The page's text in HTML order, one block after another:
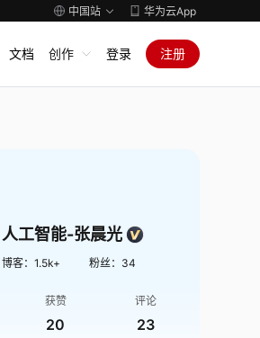
中国站 华为云App
文档 创作 登录 注册
人工智能-张晨光
博客： 1.5k+ 粉丝： 34
获赞
20
评论
23